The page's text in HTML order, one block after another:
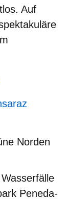
Auf
Norden
Peneda-